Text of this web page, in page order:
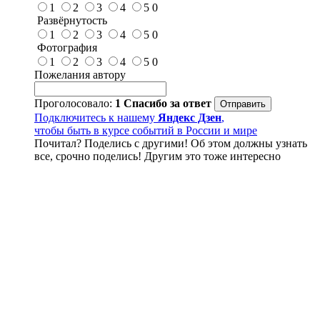
1
2 3 4 5 0
Развёрнутость
1
2 3 4 5 0
Фотография
1
2 3 4 5 0
Пожелания автору
Проголосовало: 1 Спасибо за ответ
Подключитесь к нашему Яндекс Дзен,
чтобы быть в курсе событий в России и мире
Почитал? Поделись с другими! Об этом должны узнать
все, срочно поделись! Другим это тоже интересно